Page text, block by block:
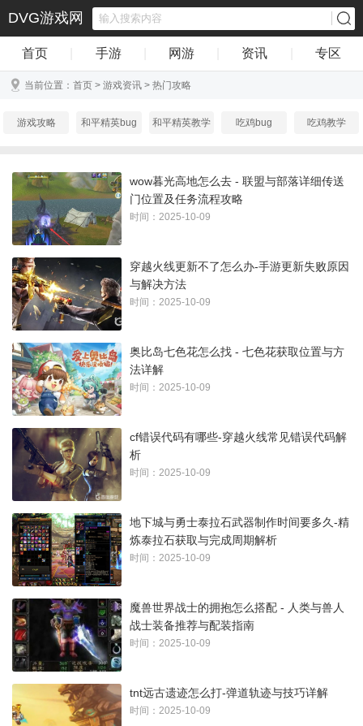
DVG游戏网
首页 手游 网游 资讯 专区
当前位置： 首页 > 游戏资讯 > 热门攻略
游戏攻略 和平精英bug 和平精英教学 吃鸡bug 吃鸡教学
wow暮光高地怎么去 - 联盟与部落详细传送
门位置及任务流程攻略
时间：2025-10-09
穿越火线更新不了怎么办-手游更新失败原因
与解决方法
时间：2025-10-09
奥比岛七色花怎么找 - 七色花获取位置与方
法详解
时间：2025-10-09
cf错误代码有哪些-穿越火线常见错误代码解
析
时间：2025-10-09
地下城与勇士泰拉石武器制作时间要多久-精
炼泰拉石获取与完成周期解析
时间：2025-10-09
魔兽世界战士的拥抱怎么搭配 - 人类与兽人
战士装备推荐与配装指南
时间：2025-10-09
tnt远古遗迹怎么打-弹道轨迹与技巧详解
时间：2025-10-09